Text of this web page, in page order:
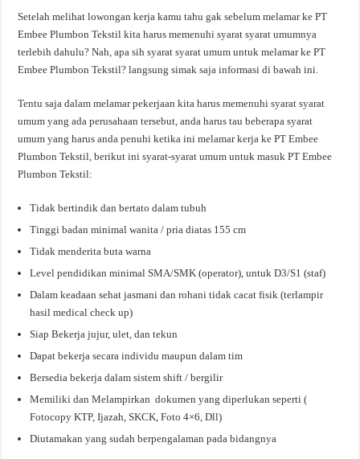
Setelah melihat lowongan kerja kamu tahu gak sebelum melamar ke PT
Embee Plumbon Tekstil kita harus memenuhi syarat syarat umumnya
terlebih dahulu? Nah, apa sih syarat syarat umum untuk melamar ke PT
Embee Plumbon Tekstil? langsung simak saja informasi di bawah ini.
Tentu saja dalam melamar pekerjaan kita harus memenuhi syarat syarat
umum yang ada perusahaan tersebut, anda harus tau beberapa syarat
umum yang harus anda penuhi ketika ini melamar kerja ke PT Embee
Plumbon Tekstil, berikut ini syarat-syarat umum untuk masuk PT Embee
Plumbon Tekstil:
Tidak bertindik dan bertato dalam tubuh
Tinggi badan minimal wanita / pria diatas 155 cm
Tidak menderita buta warna
Level pendidikan minimal SMA/SMK (operator), untuk D3/S1 (staf)
Dalam keadaan sehat jasmani dan rohani tidak cacat fisik (terlampir
hasil medical check up)
Siap Bekerja jujur, ulet, dan tekun
Dapat bekerja secara individu maupun dalam tim
Bersedia bekerja dalam sistem shift / bergilir
Memiliki dan Melampirkan dokumen yang diperlukan seperti (
Fotocopy KTP, Ijazah, SKCK, Foto 4×6, Dll)
Diutamakan yang sudah berpengalaman pada bidangnya